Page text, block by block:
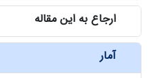
ارجاع به این مقاله
آمار